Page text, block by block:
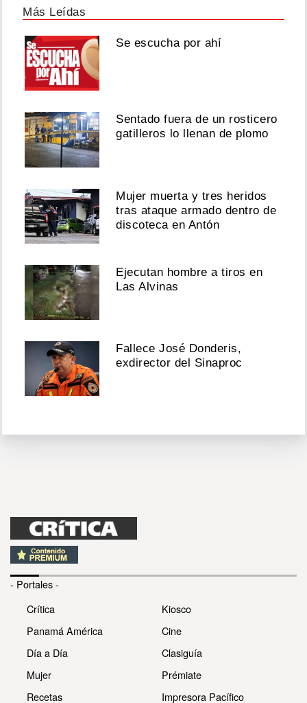
Más Leídas
Se escucha por ahí
Sentado fuera de un rosticero
gatilleros lo llenan de plomo
Mujer muerta y tres heridos
tras ataque armado dentro de
discoteca en Antón
Ejecutan hombre a tiros en
Las Alvinas
Fallece José Donderis,
exdirector del Sinaproc
- Portales -
Crítica
Panamá América
Día a Día
Mujer
Recetas
Kiosco
Cine
Clasiguía
Prémiate
Impresora Pacífico